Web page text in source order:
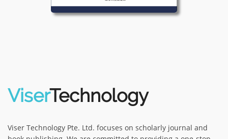
ViserTechnology
Viser Technology Pte. Ltd. focuses on scholarly journal and